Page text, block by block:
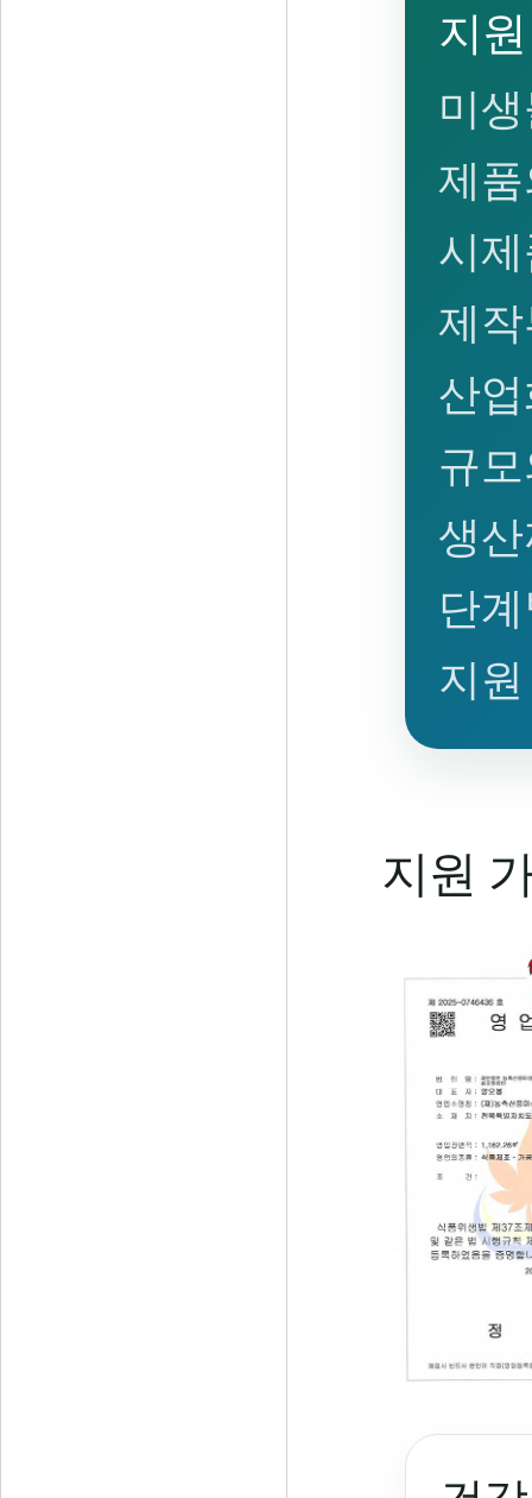
지원
미
제
시
제
산
규
생
단
지원
지원